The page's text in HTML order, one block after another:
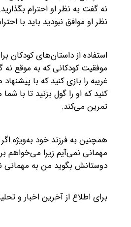
نه گفت به نظر او احترام
نظر او موافق نبودید باید با
استفاده از داستان‌های کودکان
موفقیت کودکانی که به موقع
غریبه را بازی کنید که با
کنید که او را گول بزنید تا با
تمرین می‌کند.
همچنین به فرزند خود به‌ویژه
مهمانی نمی‌آیم زیرا می‌خواهم
دوستانش بگوید من به مهمانی
برای اطلاع از آخرین اخبار و